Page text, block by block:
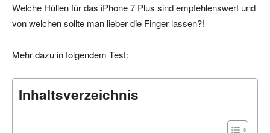
Welche Hüllen für das iPhone 7 Plus sind empfehlenswert und
von welchen sollte man lieber die Finger lassen?!
Mehr dazu in folgendem Test:
Inhaltsverzeichnis